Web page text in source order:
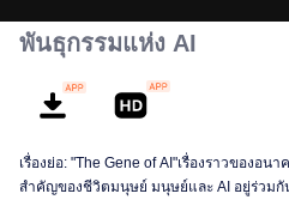
พันธุกรรมแห่ง AI
เรื่องย่อ: "The Gene of AI"เรื่องราวของอ
สำคัญของชีวิตมนุษย์ มนุษย์และ AI อยู่ร่วมกั